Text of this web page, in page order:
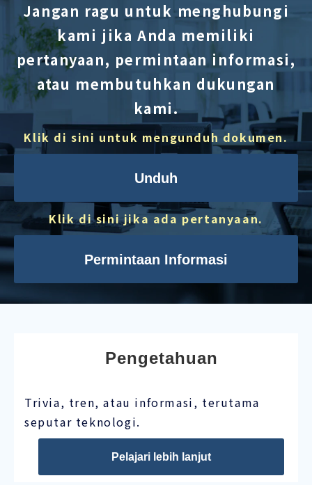
Jangan ragu untuk menghubungi
kami jika Anda memiliki
pertanyaan, permintaan informasi,
atau membutuhkan dukungan
kami.
Klik di sini untuk mengunduh dokumen.
Unduh
Klik di sini jika ada pertanyaan.
Permintaan Informasi
Pengetahuan
Trivia, tren, atau informasi, terutama
seputar teknologi.
Pelajari lebih lanjut